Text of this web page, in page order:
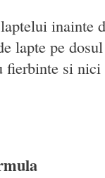
inainte
lapte pe
fierbinte si nici